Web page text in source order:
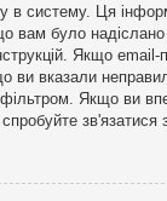
в систему. Ця
вам було
Якщо email-
ви вказали
Якщо ви
зв'язатися